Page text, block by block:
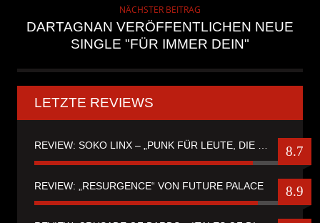
NÄCHSTER BEITRAG
DARTAGNAN VERÖFFENTLICHEN NEUE
SINGLE "FÜR IMMER DEIN"
LETZTE REVIEWS
REVIEW: SOKO LINX – „PUNK FÜR LEUTE, DIE PUNK HASZEN“ 8.7
REVIEW: „RESURGENCE“ VON FUTURE PALACE 8.9